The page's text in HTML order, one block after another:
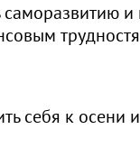
себя к